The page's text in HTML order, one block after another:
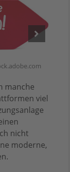
manche
viel
nicht
moderne,